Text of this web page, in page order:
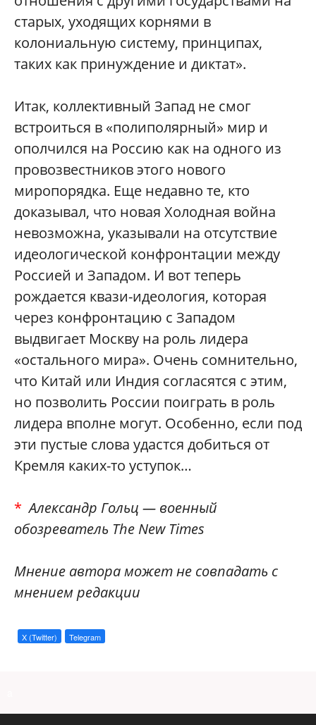
старых, уходящих корнями в
колониальную систему, принципах,
таких как принуждение и диктат».
Итак, коллективный Запад не смог
встроиться в «полиполярный» мир и
ополчился на Россию как на одного из
провозвестников этого нового
миропорядка. Еще недавно те, кто
доказывал, что новая Холодная война
невозможна, указывали на отсутствие
идеологической конфронтации между
Россией и Западом. И вот теперь
рождается квази-идеология, которая
через конфронтацию с Западом
выдвигает Москву на роль лидера
«остального мира». Очень сомнительно,
что Китай или Индия согласятся с этим,
но позволить России поиграть в роль
лидера вполне могут. Особенно, если под
эти пустые слова удастся добиться от
Кремля каких-то уступок…
* Александр Гольц — военный
обозреватель The New Times
Мнение автора может не совпадать с
мнением редакции
X (Twitter) Telegram